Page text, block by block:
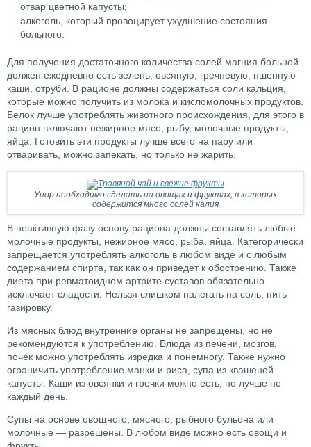
отвар цветной капусты;
алкоголь, который провоцирует ухудшение состояния
больного.
Для получения достаточного количества солей магния больной
должен ежедневно есть зелень, овсяную, гречневую, пшенную
каши, отруби. В рационе должны содержаться соли кальция,
которые можно получить из молока и кисломолочных продуктов.
Белок лучше употреблять животного происхождения, для этого в
рацион включают нежирное мясо, рыбу, молочные продукты,
яйца. Готовить эти продукты лучше всего на пару или
отваривать, можно запекать, но только не жарить.
Упор необходимо сделать на овощах и фруктах, в которых
содержится много солей калия
В неактивную фазу основу рациона должны составлять любые
молочные продукты, нежирное мясо, рыба, яйца. Категорически
запрещается употреблять алкоголь в любом виде и с любым
содержанием спирта, так как он приведет к обострению. Также
диета при ревматоидном артрите суставов обязательно
исключает сладости. Нельзя слишком налегать на соль, пить
газировку.
Из мясных блюд внутренние органы не запрещены, но не
рекомендуются к употреблению. Блюда из печени, мозгов,
почек можно употреблять изредка и понемногу. Также нужно
ограничить употребление манки и риса, супа из квашеной
капусты. Каши из овсянки и гречки можно есть, но лучше не
каждый день.
Супы на основе овощного, мясного, рыбного бульона или
молочные — разрешены. В любом виде можно есть овощи и